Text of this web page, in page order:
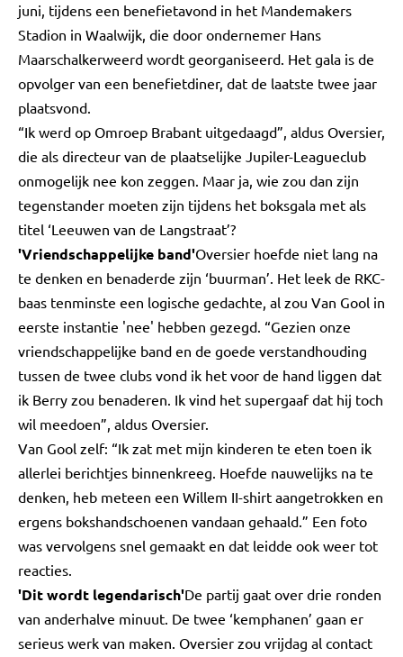
juni, tijdens een benefietavond in het Mandemakers
Stadion in Waalwijk, die door ondernemer Hans
Maarschalkerweerd wordt georganiseerd. Het gala is de
opvolger van een benefietdiner, dat de laatste twee jaar
plaatsvond.
“Ik werd op Omroep Brabant uitgedaagd”, aldus Oversier,
die als directeur van de plaatselijke Jupiler-Leagueclub
onmogelijk nee kon zeggen. Maar ja, wie zou dan zijn
tegenstander moeten zijn tijdens het boksgala met als
titel ‘Leeuwen van de Langstraat’?
'Vriendschappelijke band'Oversier hoefde niet lang na
te denken en benaderde zijn ‘buurman’. Het leek de RKC-
baas tenminste een logische gedachte, al zou Van Gool in
eerste instantie 'nee' hebben gezegd. “Gezien onze
vriendschappelijke band en de goede verstandhouding
tussen de twee clubs vond ik het voor de hand liggen dat
ik Berry zou benaderen. Ik vind het supergaaf dat hij toch
wil meedoen”, aldus Oversier.
Van Gool zelf: “Ik zat met mijn kinderen te eten toen ik
allerlei berichtjes binnenkreeg. Hoefde nauwelijks na te
denken, heb meteen een Willem II-shirt aangetrokken en
ergens bokshandschoenen vandaan gehaald.” Een foto
was vervolgens snel gemaakt en dat leidde ook weer tot
reacties.
'Dit wordt legendarisch'De partij gaat over drie ronden
van anderhalve minuut. De twee ‘kemphanen’ gaan er
serieus werk van maken. Oversier zou vrijdag al contact